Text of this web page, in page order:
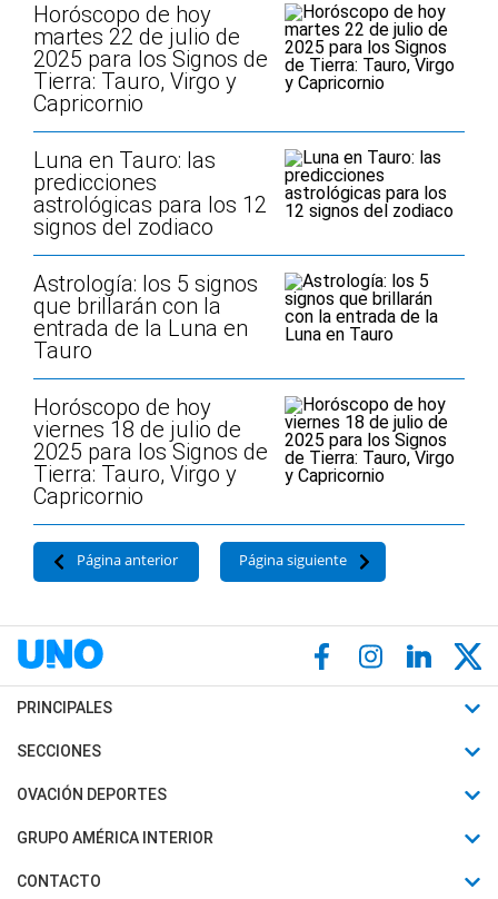
Horóscopo de hoy
martes 22 de julio de
2025 para los Signos de
Tierra: Tauro, Virgo y
Capricornio
Luna en Tauro: las
predicciones
astrológicas para los 12
signos del zodiaco
Astrología: los 5 signos
que brillarán con la
entrada de la Luna en
Tauro
Horóscopo de hoy
viernes 18 de julio de
2025 para los Signos de
Tierra: Tauro, Virgo y
Capricornio
Página anterior Página siguiente
PRINCIPALES
Últimas Noticias
Política
Judiciales
SECCIONES
Horóscopo
Motores
OVACIÓN DEPORTES
Fútbol
Mundial
GRUPO AMÉRICA INTERIOR
Canal 7 en Vivo
CONTACTO